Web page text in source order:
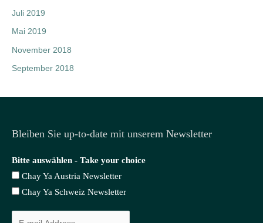
Juli 2019
Mai 2019
November 2018
September 2018
Bleiben Sie up-to-date mit unserem Newsletter
Bitte auswählen - Take your choice
Chay Ya Austria Newsletter
Chay Ya Schweiz Newsletter